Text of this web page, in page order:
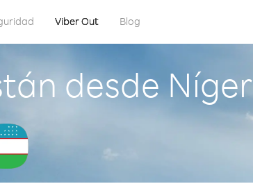
Viber Out Blog
desde Níger